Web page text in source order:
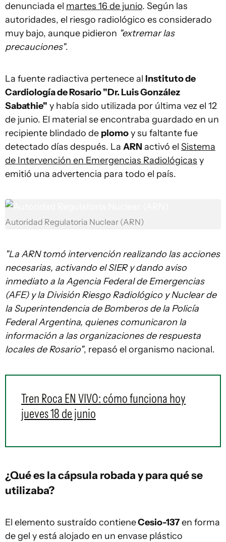
denunciada el martes 16 de junio. Según las
autoridades, el riesgo radiológico es considerado
muy bajo, aunque pidieron "extremar las
precauciones".
La fuente radiactiva pertenece al Instituto de
Cardiología de Rosario "Dr. Luis González
Sabathie" y había sido utilizada por última vez el 12
de junio. El material se encontraba guardado en un
recipiente blindado de plomoy su faltante fue
detectado días después. La ARN activó el Sistema
de Intervención en Emergencias Radiológicas y
emitió una advertencia para todo el país.
Autoridad Regulatoria Nuclear (ARN)
"La ARN tomó intervención realizando las acciones
necesarias, activando el SIER y dando aviso
inmediato a la Agencia Federal de Emergencias
(AFE) y la División Riesgo Radiológico y Nuclear de
la Superintendencia de Bomberos de la Policía
Federal Argentina, quienes comunicaron la
información a las organizaciones de respuesta
locales de Rosario", repasó el organismo nacional.
Tren Roca EN VIVO: cómo funciona hoy
jueves 18 de junio
¿Qué es la cápsula robada y para qué se
utilizaba?
El elemento sustraído contieneCesio-137en forma
de gel y está alojado en un envase plástico